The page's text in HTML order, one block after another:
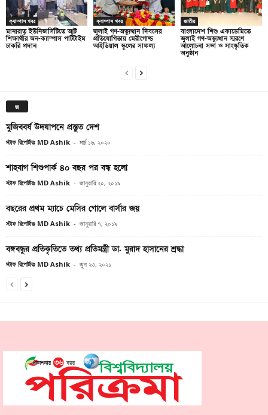
ক্যাম্পাস খবর
মানারাত ইউনিভার্সিটিতে আট
শিক্ষার্থীর অন-ক্যাম্পাস পার্টটাইম
চাকরি প্রদান
ক্যাম্পাস খবর
জুলাই গণ-অভ্যুত্থান দিবসের
প্রতিযোগিতায় মেরীগোল্ড
আইডিয়াল স্কুলের সাফল্য
জাতীয়
বাংলাদেশ শিশু একাডেমিতে
জুলাই গণ-অভ্যুত্থান স্মরণে
আলোচনা সভা ও সাংস্কৃতিক
অনুষ্ঠান
জ
মুজিববর্ষ উদযাপনে প্রস্তুত দেশ
স্টাফ রিপোর্টারঃ MD Ashik - মার্চ ১৬, ২০২০
শাহবাগ শিশুপার্ক ৪০ বছর পর বন্ধ হলো
স্টাফ রিপোর্টারঃ MD Ashik - জানুয়ারি ২০, ২০১৯
বছরের প্রথম ম্যাচে মেসির গোলে বার্সার জয়
স্টাফ রিপোর্টারঃ MD Ashik - জানুয়ারি ৭, ২০১৯
বঙ্গবন্ধুর প্রতিকৃতিতে তথ্য প্রতিমন্ত্রী ডা. মুরাদ হাসানের শ্রদ্ধা
স্টাফ রিপোর্টারঃ MD Ashik - জুন ২৩, ২০২১